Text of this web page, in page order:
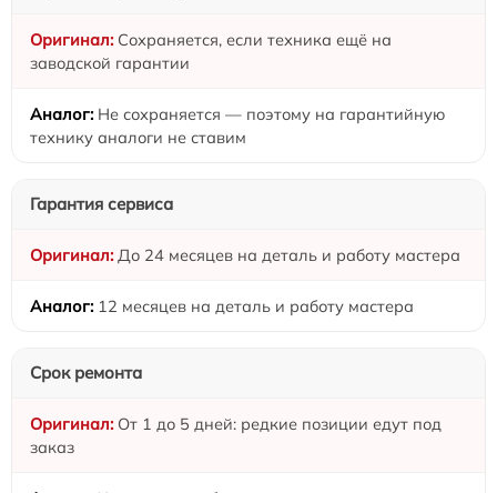
Сохраняется, если техника ещё на
заводской гарантии
Не сохраняется — поэтому на гарантийную
технику аналоги не ставим
Гарантия сервиса
До 24 месяцев на деталь и работу мастера
12 месяцев на деталь и работу мастера
Срок ремонта
От 1 до 5 дней: редкие позиции едут под
заказ